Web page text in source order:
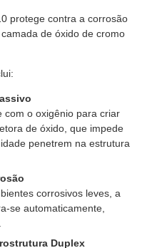
protege contra a corrosão
de óxido de cromo
com o oxigênio para criar
de óxido, que impede
penetrem na estrutura
corrosivos leves, a
se automaticamente,
Duplex